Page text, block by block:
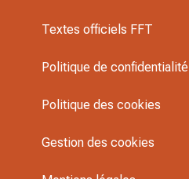
Textes officiels FFT
Politique de confidentialité
Politique des cookies
Gestion des cookies